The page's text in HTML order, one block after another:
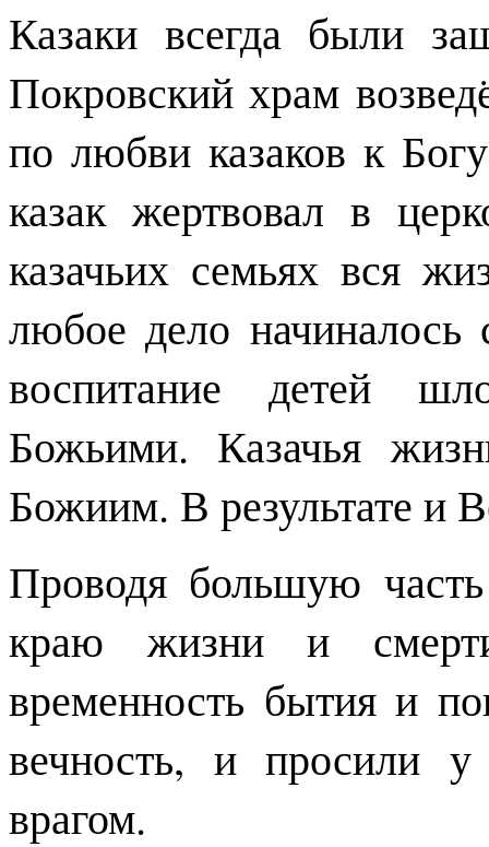
Казаки всегда были
Покровский храм
по любви казаков к
казак жертвовал в
казачьих семьях вся
любое дело начиналось
воспитание детей
Божьими. Казачья
Божиим. В результате и
Проводя большую
краю жизни и
временность бытия и
вечность, и просили
врагом.